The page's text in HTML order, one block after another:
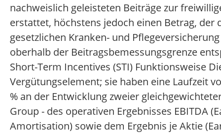
nachweislich geleisteten Beiträge zur
erstattet, höchstens jedoch einen Betrag,
gesetzlichen Kranken- und
oberhalb der Beitragsbemessungsgrenze
Short-Term Incentives (STI) Funktionsweise
Vergütungselement; sie haben eine Laufzeit
% an der Entwicklung zweier
Group - des operativen Ergebnisses EBITDA
Amortisation) sowie dem Ergebnis je Aktie